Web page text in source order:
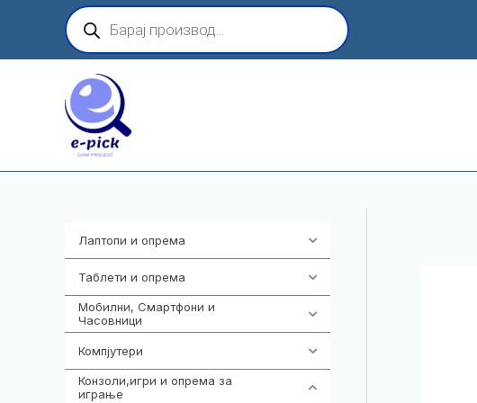
content
Products
search
Лаптопи и опрема
Таблети и опрема
Мобилни, Смартфони и
Часовници
Компјутери
Конзоли,игри и опрема за
играње